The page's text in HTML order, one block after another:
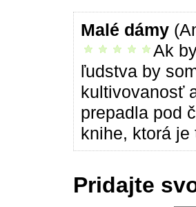
Malé dámy
vrelo odporúčam
Ak
ľudstva by
kultivovanosť
prepadla pod
knihe, ktorá
Pridajte